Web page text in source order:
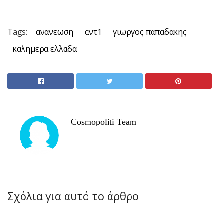
Tags: ανανεωση αντ1
γιωργος παπαδακης
καλημερα ελλαδα
Cosmopoliti Team
Σχόλια για αυτό το άρθρο